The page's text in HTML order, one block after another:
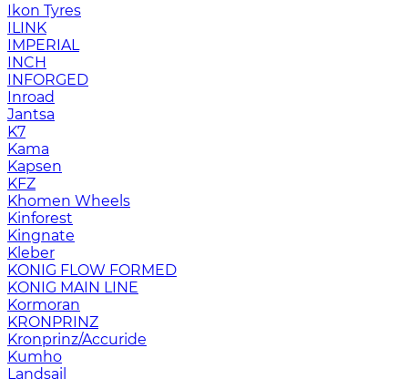
Ikon Tyres
ILINK
IMPERIAL
INCH
INFORGED
Inroad
Jantsa
K7
Kama
Kapsen
KFZ
Khomen Wheels
Kinforest
Kingnate
Kleber
KONIG FLOW FORMED
KONIG MAIN LINE
Kormoran
KRONPRINZ
Kronprinz/Accuride
Kumho
Landsail